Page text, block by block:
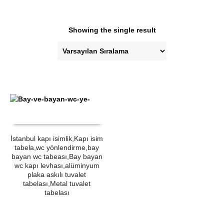
Showing the single result
İstanbul kapı isimlik,Kapı isim
tabela,wc yönlendirme,bay
bayan wc tabeası,Bay bayan
wc kapı levhası,alüminyum
plaka askılı tuvalet
tabelası,Metal tuvalet
tabelası